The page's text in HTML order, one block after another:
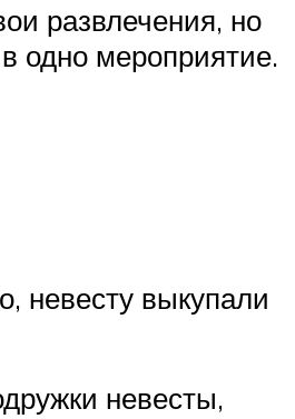
развлечения, но
одно мероприятие.
невесту выкупали
невесты,